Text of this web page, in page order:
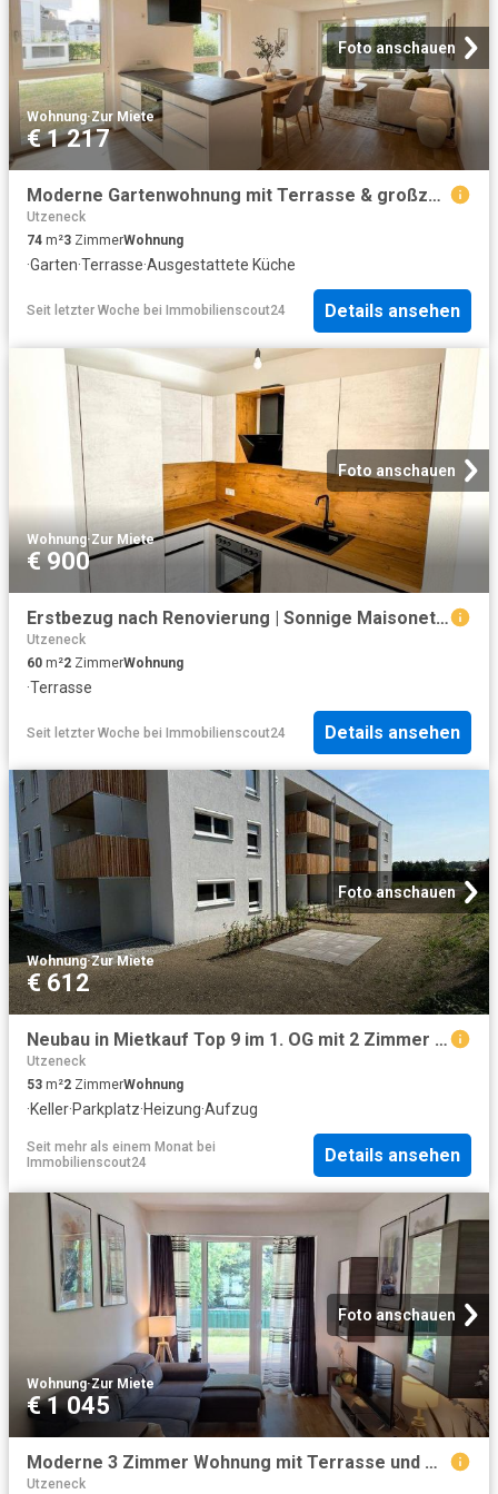
Foto anschauen
Wohnung·Zur Miete
€ 1 217
Moderne Gartenwohnung mit Terrasse & großzügigem Wohnbereich in Mattighofen
Utzeneck
74 m²3 ZimmerWohnung
·Garten·Terrasse·Ausgestattete Küche
Seit letzter Woche bei Immobilienscout24 Details ansehen
Foto anschauen
Wohnung·Zur Miete
€ 900
Erstbezug nach Renovierung | Sonnige Maisonette im Zentrum
Utzeneck
60 m²2 ZimmerWohnung
·Terrasse
Seit letzter Woche bei Immobilienscout24 Details ansehen
Foto anschauen
Wohnung·Zur Miete
€ 612
Neubau in Mietkauf Top 9 im 1. OG mit 2 Zimmer inkl. Carport
Utzeneck
53 m²2 ZimmerWohnung
·Keller·Parkplatz·Heizung·Aufzug
Seit mehr als einem Monat bei
Immobilienscout24
Details ansehen
Foto anschauen
Wohnung·Zur Miete
€ 1 045
Moderne 3 Zimmer Wohnung mit Terrasse und Garten
Utzeneck